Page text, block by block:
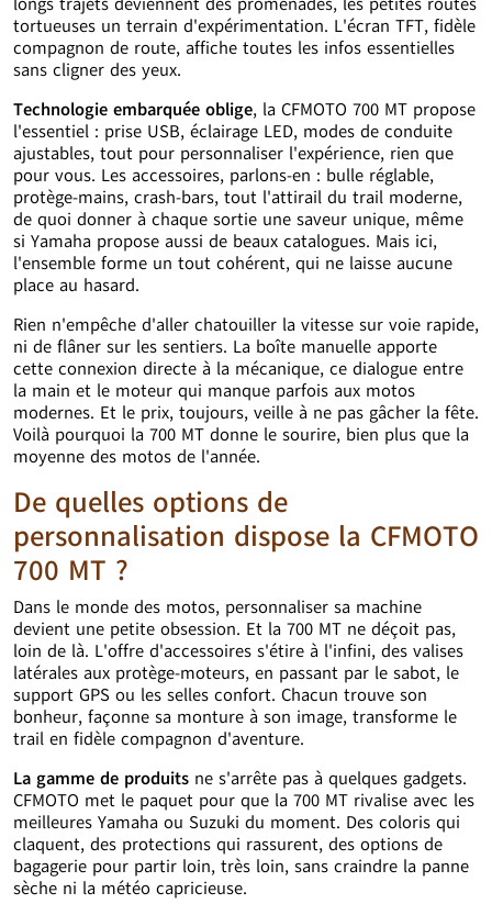
longs trajets deviennent des promenades, les petites routes
tortueuses un terrain d'expérimentation. L'écran TFT, fidèle
compagnon de route, affiche toutes les infos essentielles
sans cligner des yeux.
Technologie embarquée oblige, la CFMOTO 700 MT propose
l'essentiel : prise USB, éclairage LED, modes de conduite
ajustables, tout pour personnaliser l'expérience, rien que
pour vous. Les accessoires, parlons-en : bulle réglable,
protège-mains, crash-bars, tout l'attirail du trail moderne,
de quoi donner à chaque sortie une saveur unique, même
si Yamaha propose aussi de beaux catalogues. Mais ici,
l'ensemble forme un tout cohérent, qui ne laisse aucune
place au hasard.
Rien n'empêche d'aller chatouiller la vitesse sur voie rapide,
ni de flâner sur les sentiers. La boîte manuelle apporte
cette connexion directe à la mécanique, ce dialogue entre
la main et le moteur qui manque parfois aux motos
modernes. Et le prix, toujours, veille à ne pas gâcher la fête.
Voilà pourquoi la 700 MT donne le sourire, bien plus que la
moyenne des motos de l'année.
De quelles options de
personnalisation dispose la CFMOTO
700 MT ?
Dans le monde des motos, personnaliser sa machine
devient une petite obsession. Et la 700 MT ne déçoit pas,
loin de là. L'offre d'accessoires s'étire à l'infini, des valises
latérales aux protège-moteurs, en passant par le sabot, le
support GPS ou les selles confort. Chacun trouve son
bonheur, façonne sa monture à son image, transforme le
trail en fidèle compagnon d'aventure.
La gamme de produits ne s'arrête pas à quelques gadgets.
CFMOTO met le paquet pour que la 700 MT rivalise avec les
meilleures Yamaha ou Suzuki du moment. Des coloris qui
claquent, des protections qui rassurent, des options de
bagagerie pour partir loin, très loin, sans craindre la panne
sèche ni la météo capricieuse.